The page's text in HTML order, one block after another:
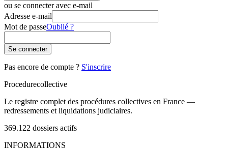
ou se connecter avec e-mail
Adresse e-mail
Mot de passeOublié ?
Se connecter
Pas encore de compte ? S'inscrire
Procedurecollective
Le registre complet des procédures collectives en France —
redressements et liquidations judiciaires.
369.122 dossiers actifs
INFORMATIONS